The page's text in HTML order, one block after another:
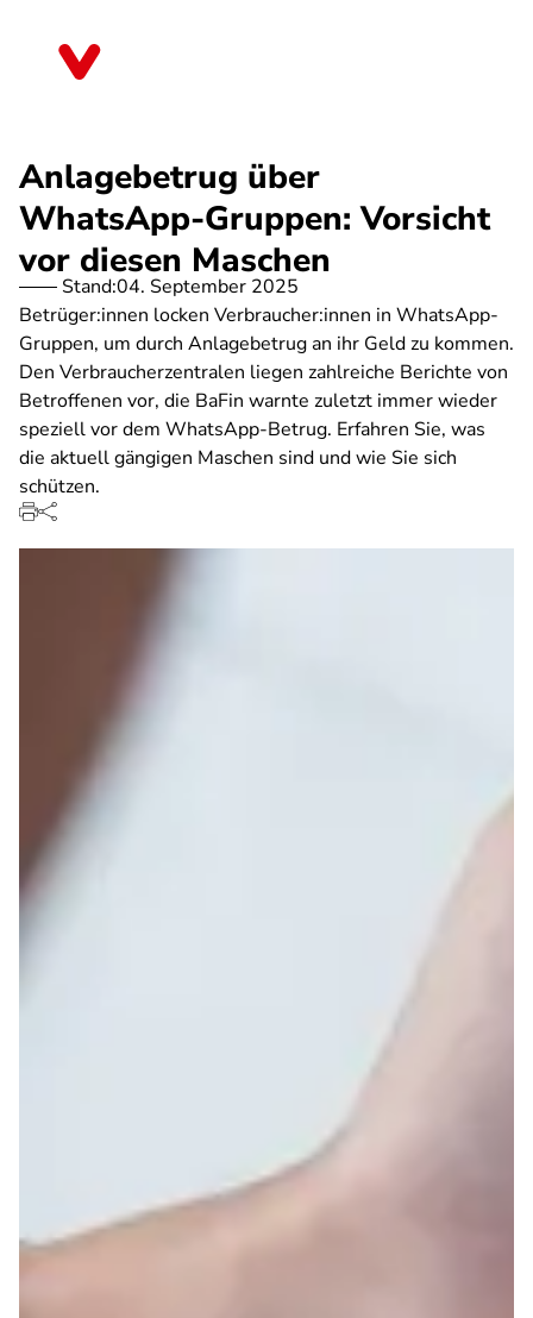
Anlagebetrug über
WhatsApp-Gruppen: Vorsicht
vor diesen Maschen
Stand:04. September 2025
Betrüger:innen locken Verbraucher:innen in WhatsApp-
Gruppen, um durch Anlagebetrug an ihr Geld zu kommen.
Den Verbraucherzentralen liegen zahlreiche Berichte von
Betroffenen vor, die BaFin warnte zuletzt immer wieder
speziell vor dem WhatsApp-Betrug. Erfahren Sie, was
die aktuell gängigen Maschen sind und wie Sie sich
schützen.